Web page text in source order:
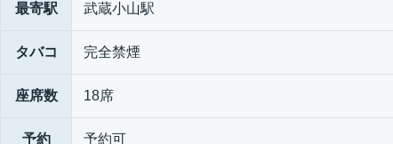
最寄駅 武蔵小山駅
タバコ 完全禁煙
座席数 18席
予約 予約可